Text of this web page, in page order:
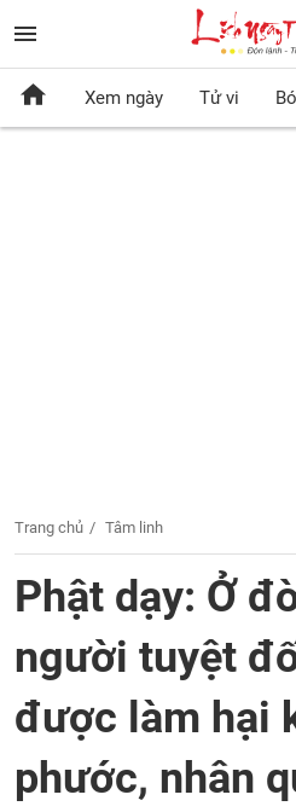
Xem ngày Tử vi
Trang chủ Tâm linh
Phật dạy: Ở
người tuyệt
được làm hại
phước, nhân